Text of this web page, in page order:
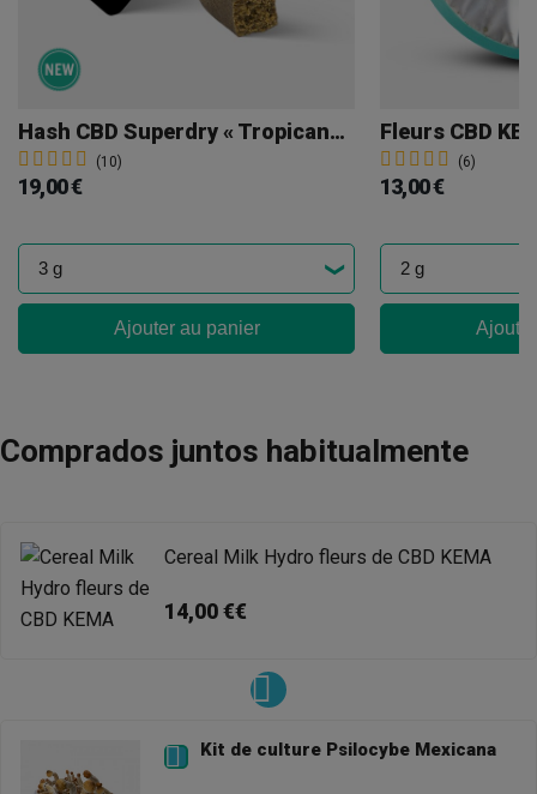
Hash CBD Superdry « Tropicana Cookies » KEMA
(10)
19,00 €
Ajouter au panier
Fleurs CBD
(6)
13,00 €
Comprados juntos habitualmente
Cereal Milk Hydro fleurs de CBD KEMA
14,00 €€
 Kit de culture Psilocybe Mexicana